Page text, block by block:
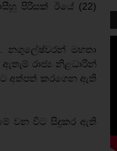
පිරිසක් ඊයේ (22)
නගුලේෂ්වරන් මහතා
රාජ්‍ය නිළධාරින්
අත්පත් කරගෙන ඇති
වන විට සිදුකර ඇති